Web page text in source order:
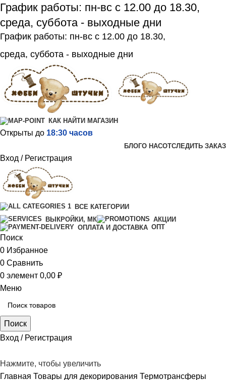
График работы: пн-вс с 12.00 до 18.30,
среда, суббота - выходные дни
График работы: пн-вс с 12.00 до 18.30,
среда, суббота - выходные дни
КАК НАЙТИ МАГАЗИН
Открыты до 18:30 часов
БЛОГО НАСОТСЛЕДИТЬ ЗАКАЗ
Вход / Регистрация
ВСЕ КАТЕГОРИИ
ВЫКРОЙКИ, МК
АКЦИИ
ОПЛАТА И ДОСТАВКА ОПТ
Поиск
0 Избранное
0 Сравнить
0 элемент 0,00 ₽
Меню
Поиск
Вход / Регистрация
Нажмите, чтобы увеличить
Главная Товары для декорирования Термотрансферы